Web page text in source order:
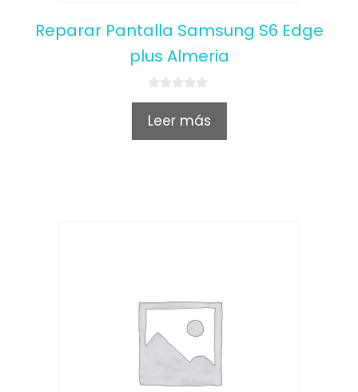
Reparar Pantalla Samsung S6 Edge
plus Almeria
0
u
Leer más